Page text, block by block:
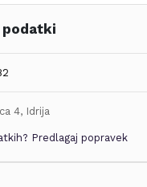
4, Idrija
Predlagaj popravek